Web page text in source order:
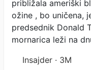
kitajski
prebil!
približala ameriški
ožine , bo uničena,
predsednik Donald
mornarica leži na
Insajder · 3M